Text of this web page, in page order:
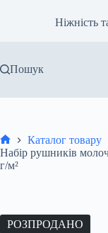
Ніжність
Пошук
Головна
Каталог товару
Набір рушників
г/м²
РОЗПРОДАНО